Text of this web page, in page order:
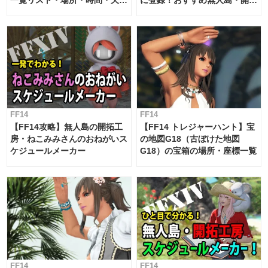
FF14
【FF14攻略】無人島の開拓工
房・ねこみみさんのおねがいス
ケジュールメーカー
FF14
【FF14 トレジャーハント】宝
の地図G18（古ぼけた地図
G18）の宝箱の場所・座標一覧
FF14 FF14